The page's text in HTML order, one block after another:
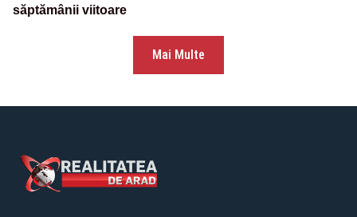
săptămânii viitoare
Mai Multe